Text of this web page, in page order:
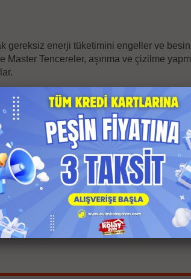
gereksiz enerji tüketimini engeller ve
Tencereler, aşınma ve çizilme
olan Gastronomie Master Tencere Setleri,
sırasında pratik kullanım imkanı sağlar.